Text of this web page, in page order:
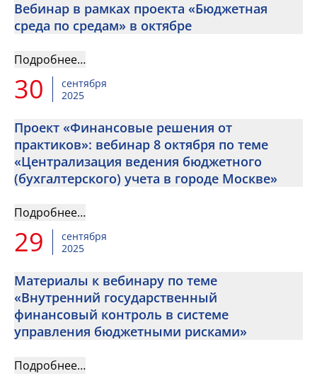
Вебинар в рамках проекта «Бюджетная
среда по средам» в октябре
Подробнее…
30
сентября
2025
Проект «Финансовые решения от
практиков»: вебинар 8 октября по теме
«Централизация ведения бюджетного
(бухгалтерского) учета в городе Москве»
Подробнее…
29
сентября
2025
Материалы к вебинару по теме
«Внутренний государственный
финансовый контроль в системе
управления бюджетными рисками»
Подробнее…